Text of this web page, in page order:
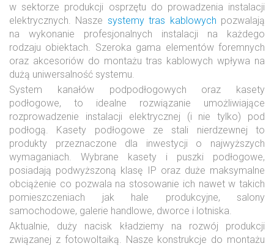
w sektorze produkcji osprzętu do prowadzenia instalacji
elektrycznych. Nasze systemy tras kablowych pozwalają
na wykonanie profesjonalnych instalacji na każdego
rodzaju obiektach. Szeroka gama elementów foremnych
oraz akcesoriów do montażu tras kablowych wpływa na
dużą uniwersalność systemu.
System kanałów podpodłogowych oraz kasety
podłogowe, to idealne rozwiązanie umożliwiające
rozprowadzenie instalacji elektrycznej (i nie tylko) pod
podłogą. Kasety podłogowe ze stali nierdzewnej to
produkty przeznaczone dla inwestycji o najwyższych
wymaganiach. Wybrane kasety i puszki podłogowe,
posiadają podwyższoną klasę IP oraz duże maksymalne
obciążenie co pozwala na stosowanie ich nawet w takich
pomieszczeniach jak hale produkcyjne, salony
samochodowe, galerie handlowe, dworce i lotniska.
Aktualnie, duży nacisk kładziemy na rozwój produkcji
związanej z fotowoltaiką. Nasze konstrukcje do montażu